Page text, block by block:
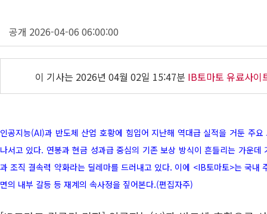
공개 2026-04-06 06:00:00
이 기사는 2026년 04월 02일 15:47분 IB토마토 유료사이
인공지능(AI)과 반도체 산업 호황에 힘입어 지난해 역대급 실적을 거둔 주
나서고 있다. 연봉과 현금 성과급 중심의 기존 보상 방식이 흔들리는 가운데
과 조직 결속력 약화라는 딜레마를 드러내고 있다. 이에 <IB토마토>는 국내
면의 내부 갈등 등 재계의 속사정을 짚어본다.(편집자주)